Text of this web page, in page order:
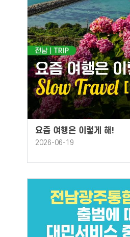
요즘 여행은 이렇게 해!
2026-06-19